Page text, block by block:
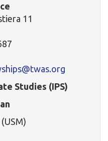
11
Studies (IPS)